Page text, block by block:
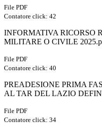
File PDF
Contatore click: 42
INFORMATIVA RICORSO
MILITARE O CIVILE
File PDF
Contatore click: 40
PREADESIONE PRIMA
AL TAR DEL LAZIO
File PDF
Contatore click: 34